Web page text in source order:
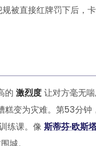
被直接红牌罚下后，
的 激烈度 让对方毫无
变为灾难。第53分钟
练课。像 斯蒂芬·欧斯
城。